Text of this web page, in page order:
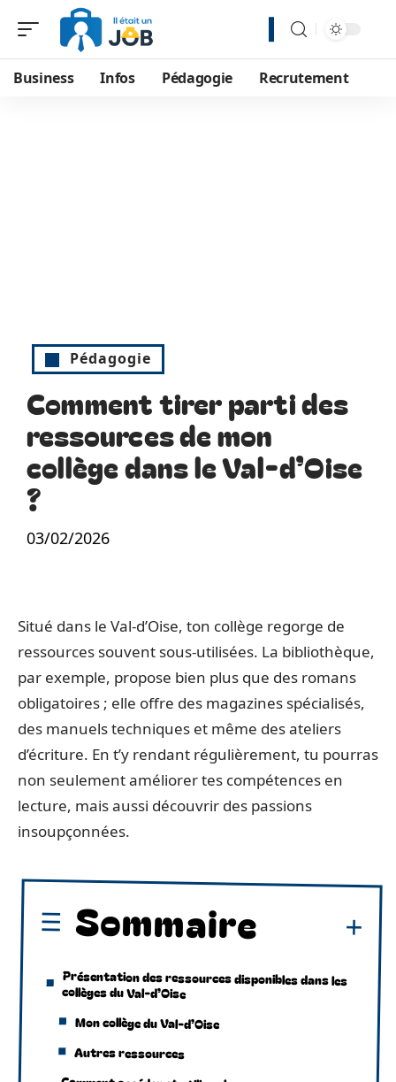
Business Infos Pédagogie Recrutement
Pédagogie
Comment tirer parti des
ressources de mon
collège dans le Val-d’Oise
?
03/02/2026
Situé dans le Val-d’Oise, ton collège regorge de
ressources souvent sous-utilisées. La bibliothèque,
par exemple, propose bien plus que des romans
obligatoires ; elle offre des magazines spécialisés,
des manuels techniques et même des ateliers
d’écriture. En t’y rendant régulièrement, tu pourras
non seulement améliorer tes compétences en
lecture, mais aussi découvrir des passions
insoupçonnées.
Sommaire
Présentation des ressources disponibles dans les
collèges du Val-d’Oise
Mon collège du Val-d’Oise
Autres ressources